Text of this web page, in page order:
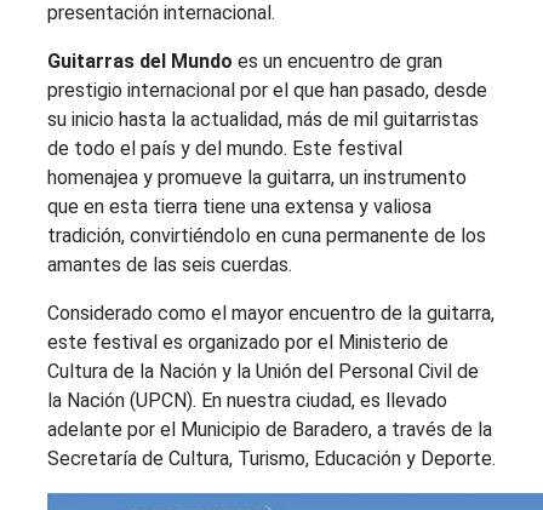
presentación internacional.
Guitarras del Mundo es un encuentro de gran
prestigio internacional por el que han pasado, desde
su inicio hasta la actualidad, más de mil guitarristas
de todo el país y del mundo. Este festival
homenajea y promueve la guitarra, un instrumento
que en esta tierra tiene una extensa y valiosa
tradición, convirtiéndolo en cuna permanente de los
amantes de las seis cuerdas.
Considerado como el mayor encuentro de la guitarra,
este festival es organizado por el Ministerio de
Cultura de la Nación y la Unión del Personal Civil de
la Nación (UPCN). En nuestra ciudad, es llevado
adelante por el Municipio de Baradero, a través de la
Secretaría de Cultura, Turismo, Educación y Deporte.